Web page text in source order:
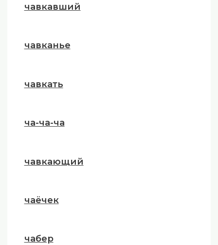
чавкавший
чавканье
чавкать
ча-ча-ча
чавкающий
чаёчек
чабер